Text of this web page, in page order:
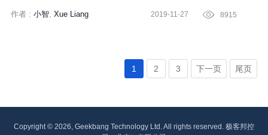
作者 : 小智 Xue Liang 2019-11-27  8915
1 2 3 下一页 尾页
Copyright © 2026, Geekbang Technology Ltd. All rights reserved. 极客邦控